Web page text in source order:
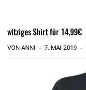
witziges Shirt für 14,99€
VON ANNI 7. MAI 2019